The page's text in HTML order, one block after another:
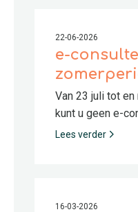
22-06-2026
e-
Van 23 juli tot
kunt u geen e-
Lees verder
16-03-2026